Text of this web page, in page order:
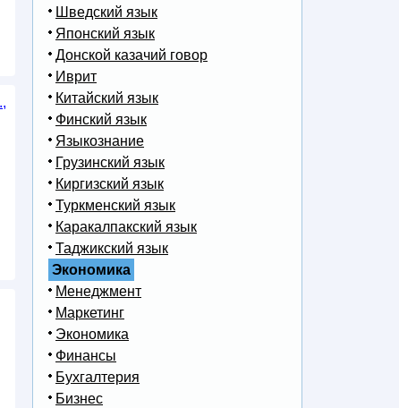
Шведский язык
Японский язык
Донской казачий говор
Иврит
Китайский язык
Финский язык
Языкознание
Грузинский язык
Киргизский язык
Туркменский язык
Каракалпакский язык
Таджикский язык
Экономика
Менеджмент
Маркетинг
Экономика
Финансы
Бухгалтерия
Бизнес